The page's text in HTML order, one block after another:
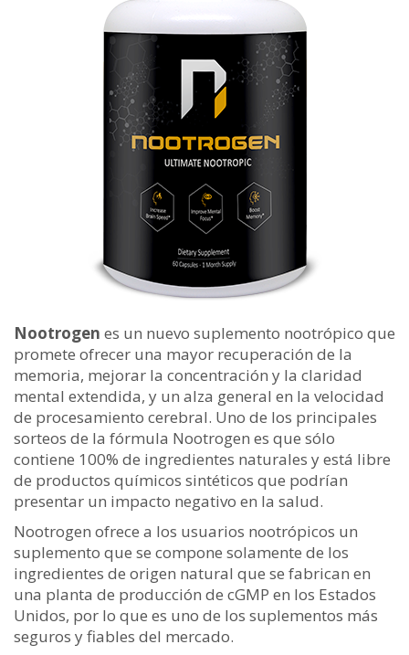
Nootrogen es un nuevo suplemento nootrópico que
promete ofrecer una mayor recuperación de la
memoria, mejorar la concentración y la claridad
mental extendida, y un alza general en la velocidad
de procesamiento cerebral. Uno de los principales
sorteos de la fórmula Nootrogen es que sólo
contiene 100% de ingredientes naturales y está libre
de productos químicos sintéticos que podrían
presentar un impacto negativo en la salud.
Nootrogen ofrece a los usuarios nootrópicos un
suplemento que se compone solamente de los
ingredientes de origen natural que se fabrican en
una planta de producción de cGMP en los Estados
Unidos, por lo que es uno de los suplementos más
seguros y fiables del mercado.